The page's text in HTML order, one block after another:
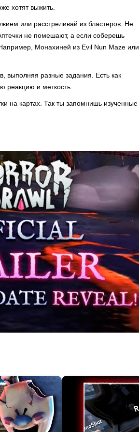
хотят выжить.
или расстреливай из бластеров. Не
не помешают, а если соберешь
Монахиней из Evil Nun Maze или
выполняя разные задания. Есть как
реакцию и меткость.
на картах. Так ты запомнишь изученные